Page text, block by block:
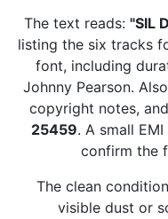
The text reads: "SIL
listing the six tracks
font, including
Johnny Pearson.
copyright notes,
25459. A small
confirm the
The clean
visible dust or